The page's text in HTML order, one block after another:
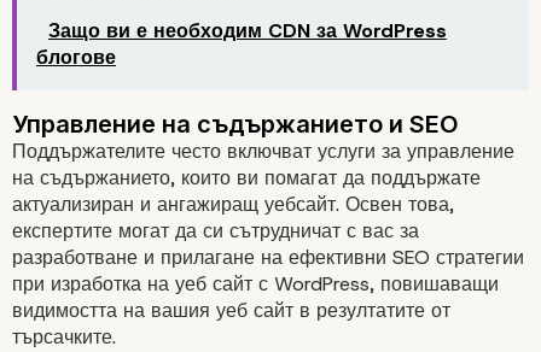
Какво да очаквате
WordPress Retainer
Редовно архивиране и
Защо ви е необходим CDN за WordPress
блогове
Поддържателите често включват услуги за управление
на съдържанието, които ви помагат да поддържате
актуализиран и ангажиращ уебсайт. Освен това,
експертите могат да си сътрудничат с вас за
разработване и прилагане на ефективни SEO стратегии
при изработка на уеб сайт с WordPress, повишаващи
видимостта на вашия уеб сайт в резултатите от
търсачките.